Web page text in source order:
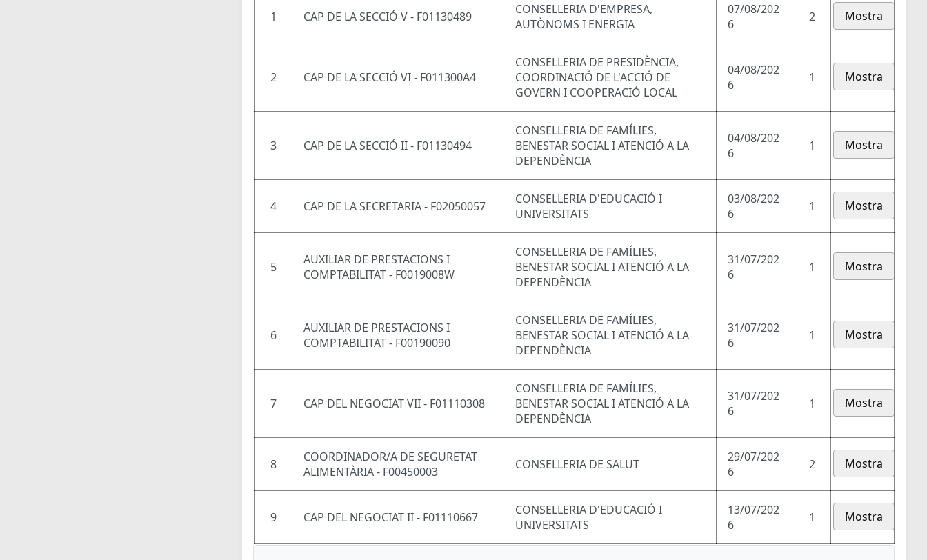
1 CAP DE LA SECCIÓ V - F01130489
CONSELLERIA D'EMPRESA,
AUTÒNOMS I ENERGIA
07/08/202
6
2 Mostra
2 CAP DE LA SECCIÓ VI - F011300A4
CONSELLERIA DE PRESIDÈNCIA,
COORDINACIÓ DE L'ACCIÓ DE
GOVERN I COOPERACIÓ LOCAL
04/08/202
6
1 Mostra
3 CAP DE LA SECCIÓ II - F01130494
CONSELLERIA DE FAMÍLIES,
BENESTAR SOCIAL I ATENCIÓ A LA
DEPENDÈNCIA
04/08/202
6
1 Mostra
4 CAP DE LA SECRETARIA - F02050057
CONSELLERIA D'EDUCACIÓ I
UNIVERSITATS
03/08/202
6
1 Mostra
5
AUXILIAR DE PRESTACIONS I
COMPTABILITAT - F0019008W
CONSELLERIA DE FAMÍLIES,
BENESTAR SOCIAL I ATENCIÓ A LA
DEPENDÈNCIA
31/07/202
6
1 Mostra
6
AUXILIAR DE PRESTACIONS I
COMPTABILITAT - F00190090
CONSELLERIA DE FAMÍLIES,
BENESTAR SOCIAL I ATENCIÓ A LA
DEPENDÈNCIA
31/07/202
6
1 Mostra
7 CAP DEL NEGOCIAT VII - F01110308
CONSELLERIA DE FAMÍLIES,
BENESTAR SOCIAL I ATENCIÓ A LA
DEPENDÈNCIA
31/07/202
6
1 Mostra
8
COORDINADOR/A DE SEGURETAT
ALIMENTÀRIA - F00450003
CONSELLERIA DE SALUT
29/07/202
6
2 Mostra
9 CAP DEL NEGOCIAT II - F01110667
CONSELLERIA D'EDUCACIÓ I
UNIVERSITATS
13/07/202
6
1 Mostra